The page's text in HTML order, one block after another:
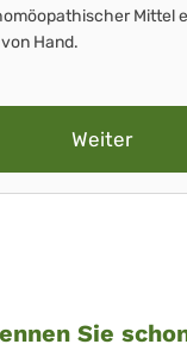
Mittel
Hand.
Weiter
Sie